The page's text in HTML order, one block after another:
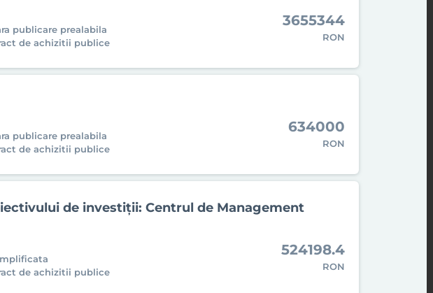
publicare prealabila
de achizitii publice
3655344
RON
publicare prealabila
de achizitii publice
634000
RON
de investiţii: Centrul de Management
de achizitii publice
524198.4
RON